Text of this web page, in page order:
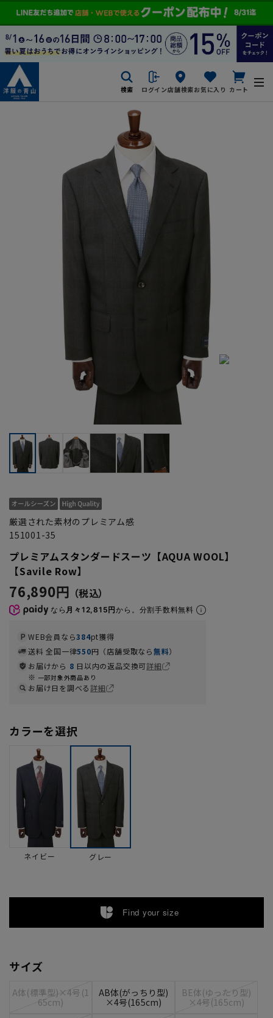
検索 ログイン店舗検索お気に入り カート
厳選された素材のプレミアム感
151001-35
プレミアムスタンダードスーツ【AQUA WOOL】
【Savile Row】
76,890円
なら 月々12,815円から。分割手数料無料
WEB会員なら384pt獲得
送料 全国一律550円（店舗受取なら無料）
お届けから 8 日以内の返品交換可詳細
一部対象外商品あり
お届け日を調べる詳細
カラーを選択
ネイビー グレー
Find your size
サイズ
A体(標準型)×4号(1
65cm)
AB体(がっちり型)
×4号(165cm)
BE体(ゆったり型)
×4号(165cm)